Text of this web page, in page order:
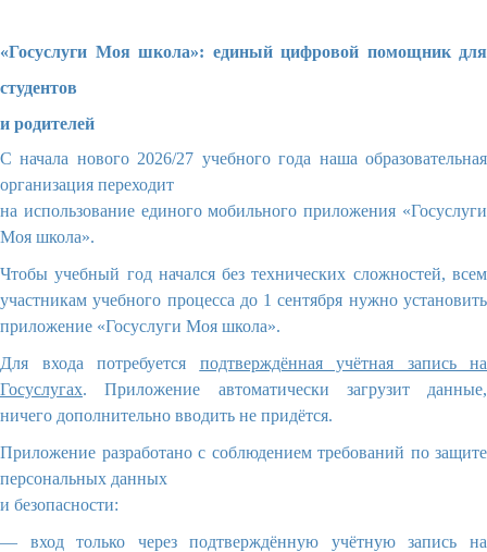
«Госуслуги Моя школа»: единый цифровой помощник для
студентов
и родителей
С начала нового 2026/27 учебного года наша образовательная
организация переходит
на использование единого мобильного приложения «Госуслуги
Моя школа».
Чтобы учебный год начался без технических сложностей, всем
участникам учебного процесса до 1 сентября нужно установить
приложение «Госуслуги Моя школа».
Для входа потребуется подтверждённая учётная запись на
Госуслугах. Приложение автоматически загрузит данные,
ничего дополнительно вводить не придётся.
Приложение разработано с соблюдением требований по защите
персональных данных
и безопасности:
— вход только через подтверждённую учётную запись на